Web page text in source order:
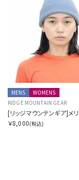
MENS
WOMENS
RIDGE MOUNTAIN GEAR
￥8,000(税込)